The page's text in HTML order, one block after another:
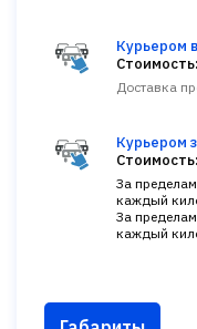
Курьером
Доставка
Курьером
За
каждый
За
каждый